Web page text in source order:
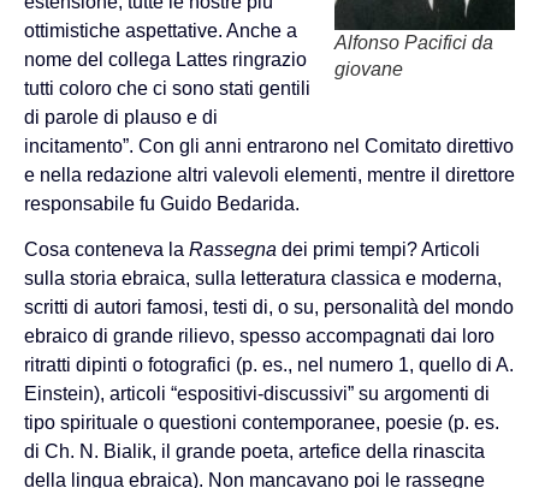
Alfonso Pacifici da
giovane
ottimistiche aspettative. Anche a
nome del collega Lattes ringrazio
tutti coloro che ci sono stati gentili
di parole di plauso e di
incitamento”. Con gli anni entrarono nel Comitato direttivo
e nella redazione altri valevoli elementi, mentre il direttore
responsabile fu Guido Bedarida.
Cosa conteneva la Rassegna dei primi tempi? Articoli
sulla storia ebraica, sulla letteratura classica e moderna,
scritti di autori famosi, testi di, o su, personalità del mondo
ebraico di grande rilievo, spesso accompagnati dai loro
ritratti dipinti o fotografici (p. es., nel numero 1, quello di A.
Einstein), articoli “espositivi-discussivi” su argomenti di
tipo spirituale o questioni contemporanee, poesie (p. es.
di Ch. N. Bialik, il grande poeta, artefice della rinascita
della lingua ebraica). Non mancavano poi le rassegne